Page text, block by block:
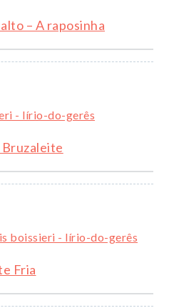
– A raposinha
Bruzaleite
Fria